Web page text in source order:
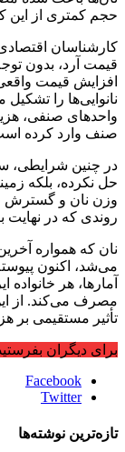
حجم کمتری از این
کارشناسان
قیمت آرد، بدون
افزایش قیمت
نانوایی‌ها را
واحدهای صنفی،
صنف وارد کرده
در چنین شرایطی،
حل نکرده، بلکه
وزن نان و گسترش
روندی که در
نان که همواره
می‌شد، اکنون
مصرف می‌کند. از
تأثیر مستقیمی بر
برای دیگران
Facebook
Twitter
تازه‌ترین نوشته‌ها